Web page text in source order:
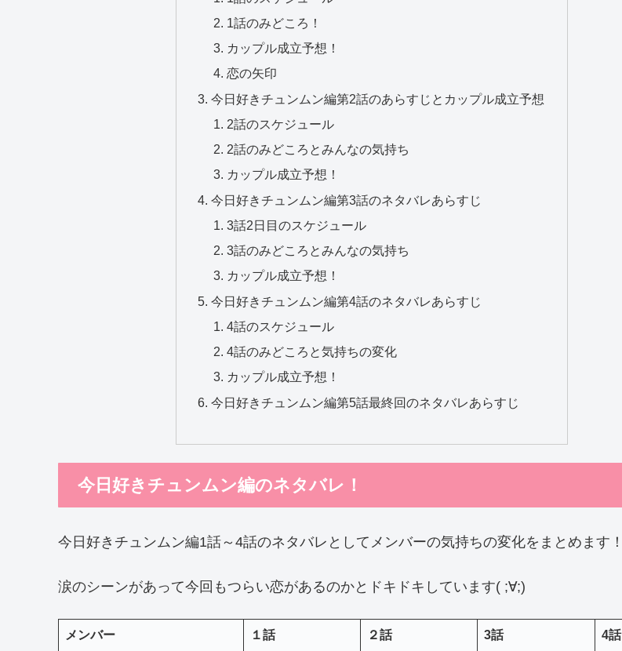
1話のみどころ！
カップル成立予想！
恋の矢印
今日好きチュンムン編第2話のあらすじとカップル成立予想
2話のスケジュール
2話のみどころとみんなの気持ち
カップル成立予想！
今日好きチュンムン編第3話のネタバレあらすじ
3話2日目のスケジュール
3話のみどころとみんなの気持ち
カップル成立予想！
今日好きチュンムン編第4話のネタバレあらすじ
4話のスケジュール
4話のみどころと気持ちの変化
カップル成立予想！
今日好きチュンムン編第5話最終回のネタバレあらすじ
今日好きチュンムン編のネタバレ！
今日好きチュンムン編1話～4話のネタバレとしてメンバーの気持ちの変化をまとめます！
涙のシーンがあって今回もつらい恋があるのかとドキドキしています( ;∀;)
メンバー １話 ２話 3話 4話